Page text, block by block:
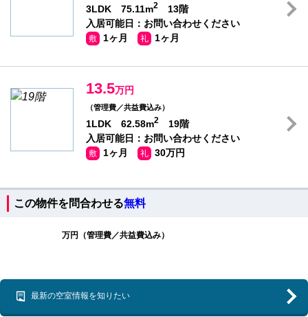
3LDK 75.11m2
13階
入居可能日：お問い合わせください
敷 1ヶ月 礼 1ヶ月
13.5万円
（管理費／共益費込み）
1LDK 62.58m2
19階
入居可能日：お問い合わせください
敷 1ヶ月 礼 30万円
この物件を問合わせる無料
万円（管理費／共益費込み）
最新の空室情報を知りたい